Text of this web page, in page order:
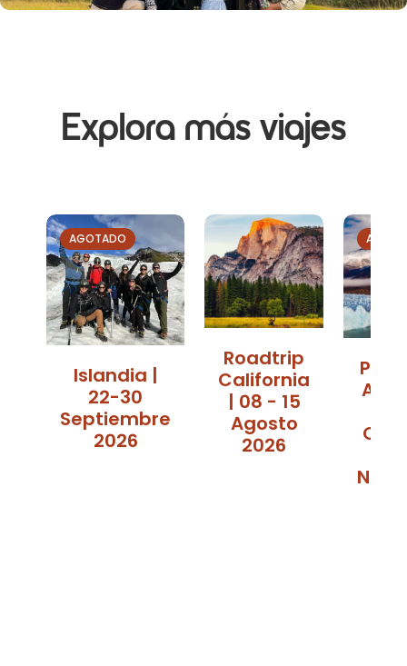
Explora más viajes
AGOTADO
Islandia |
22-30
Septiembre
2026
Roadtrip
California
| 08 - 15
Agosto
2026